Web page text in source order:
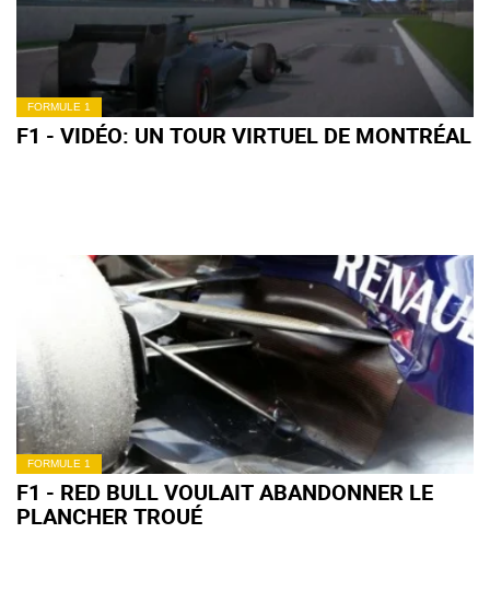
FORMULE 1
F1 - VIDÉO: UN TOUR VIRTUEL DE MONTRÉAL
FORMULE 1
F1 - RED BULL VOULAIT ABANDONNER LE
PLANCHER TROUÉ